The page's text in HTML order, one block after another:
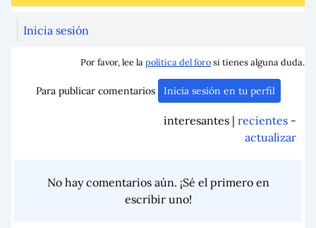
Inicia sesión
Por favor, lee lapolítica del forosi tienes alguna duda.
Para publicar comentarios Inicia sesión en tu perfil
interesantes | recientes -
actualizar
No hay comentarios aún. ¡Sé el primero en
escribir uno!